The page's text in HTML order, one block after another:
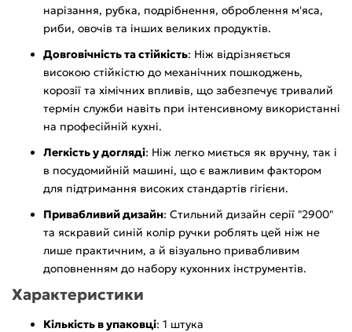
нарізання, рубка, подрібнення, оброблення м'яса,
риби, овочів та інших великих продуктів.
Довговічність та стійкість: Ніж відрізняється
високою стійкістю до механічних пошкоджень,
корозії та хімічних впливів, що забезпечує тривалий
термін служби навіть при інтенсивному використанні
на професійній кухні.
Легкість у догляді: Ніж легко миється як вручну, так і
в посудомийній машині, що є важливим фактором
для підтримання високих стандартів гігієни.
Привабливий дизайн: Стильний дизайн серії "2900"
та яскравий синій колір ручки роблять цей ніж не
лише практичним, а й візуально привабливим
доповненням до набору кухонних інструментів.
Характеристики
Кількість в упаковці: 1 штука